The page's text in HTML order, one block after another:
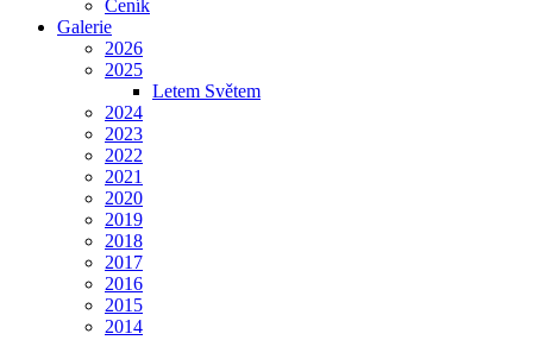
Ceník
Galerie
2026
2025
Letem Světem
2024
2023
2022
2021
2020
2019
2018
2017
2016
2015
2014